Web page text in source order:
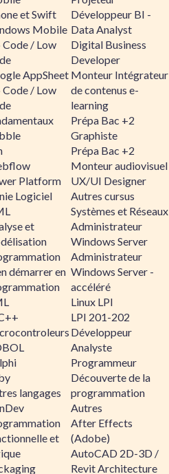
et Swift
Mobile
/ Low
AppSheet
/ Low
Platform
Logiciel
et
démarrer en
langages
et
Développeur BI -
Data Analyst
Digital Business
Developer
Monteur Intégrateur
de contenus e-
learning
Prépa Bac +2
Graphiste
Prépa Bac +2
Monteur audiovisuel
UX/UI Designer
Autres cursus
Systèmes et Réseaux
Administrateur
Windows Server
Administrateur
Windows Server -
accéléré
Linux LPI
LPI 201-202
Développeur
Analyste
Programmeur
Découverte de la
programmation
Autres
After Effects
(Adobe)
AutoCAD 2D-3D /
Revit Architecture